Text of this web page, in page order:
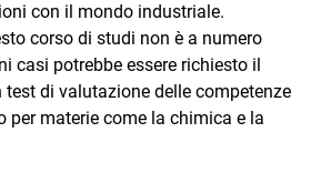
con il mondo industriale.
corso di studi non è a numero
casi potrebbe essere richiesto il
di valutazione delle competenze
per materie come la chimica e la